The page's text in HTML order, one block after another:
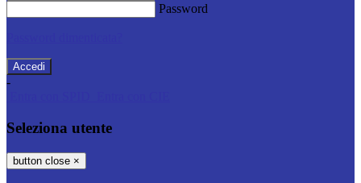
Password
-
Seleziona utente
button close ×